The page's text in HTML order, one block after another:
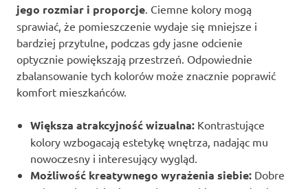
jego rozmiar i proporcje . Ciemne kolory mogą
sprawiać, że pomieszczenie wydaje się mniejsze i
bardziej przytulne, podczas gdy jasne odcienie
optycznie powiększają przestrzeń. Odpowiednie
zbalansowanie tych kolorów może znacznie poprawić
komfort mieszkańców.
Większa atrakcyjność wizualna: Kontrastujące
kolory wzbogacają estetykę wnętrza, nadając mu
nowoczesny i interesujący wygląd.
Możliwość kreatywnego wyrażenia siebie: Dobre